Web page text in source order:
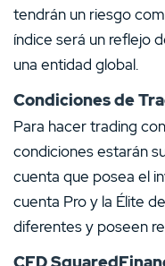
tendrán un riesgo
índice será un reflejo
una entidad global.
Condiciones de
Para hacer trading
condiciones estarán
cuenta que posea el
cuenta Pro y la Élite
diferentes y poseen